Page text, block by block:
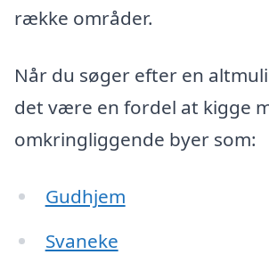
række områder.
Når du søger efter en
det være en fordel at kigge
omkringliggende byer som:
Gudhjem
Svaneke